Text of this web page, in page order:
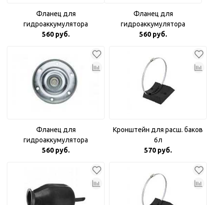
Фланец для
гидроаккумулятора
оцинкованный 3/4"
560 руб.
Фланец для
гидроаккумулятора
оцинкованный с пластиковой
560 руб.
Фланец для
гидроаккумулятора
оцинкованный Аквабрайт 1"
560 руб.
Кронштейн для расш. баков
6л
570 руб.